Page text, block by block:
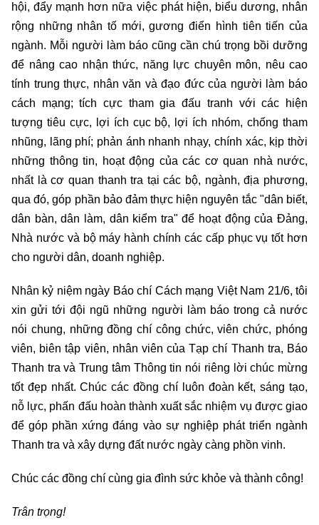
hội, đẩy mạnh hơn nữa việc phát hiện, biểu dương, nhân
rộng những nhân tố mới, gương điển hình tiên tiến của
ngành. Mỗi người làm báo cũng cần chú trọng bồi dưỡng
để nâng cao nhận thức, năng lực chuyên môn, nêu cao
tính trung thực, nhân văn và đạo đức của người làm báo
cách mạng; tích cực tham gia đấu tranh với các hiện
tượng tiêu cực, lợi ích cục bộ, lợi ích nhóm, chống tham
nhũng, lãng phí; phản ánh nhanh nhạy, chính xác, kịp thời
những thông tin, hoạt động của các cơ quan nhà nước,
nhất là cơ quan thanh tra tại các bộ, ngành, địa phương,
qua đó, góp phần bảo đảm thực hiện nguyên tắc "dân biết,
dân bàn, dân làm, dân kiểm tra" để hoạt động của Đảng,
Nhà nước và bộ máy hành chính các cấp phục vụ tốt hơn
cho người dân, doanh nghiệp.
Nhân kỷ niệm ngày Báo chí Cách mạng Việt Nam 21/6, tôi
xin gửi tới đội ngũ những người làm báo trong cả nước
nói chung, những đồng chí công chức, viên chức, phóng
viên, biên tập viên, nhân viên của Tạp chí Thanh tra, Báo
Thanh tra và Trung tâm Thông tin nói riêng lời chúc mừng
tốt đẹp nhất. Chúc các đồng chí luôn đoàn kết, sáng tạo,
nỗ lực, phấn đấu hoàn thành xuất sắc nhiệm vụ được giao
để góp phần xứng đáng vào sự nghiệp phát triển ngành
Thanh tra và xây dựng đất nước ngày càng phồn vinh.
Chúc các đồng chí cùng gia đình sức khỏe và thành công!
Trân trọng!